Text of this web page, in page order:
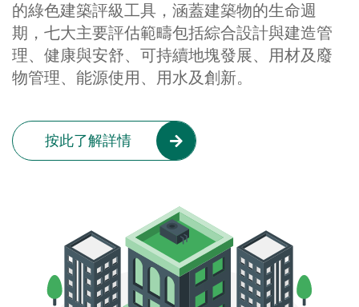
的綠色建築評級工具，涵蓋建築物的生命週
期，七大主要評估範疇包括綜合設計與建造管
理、健康與安舒、可持續地塊發展、用材及廢
物管理、能源使用、用水及創新。
按此了解詳情